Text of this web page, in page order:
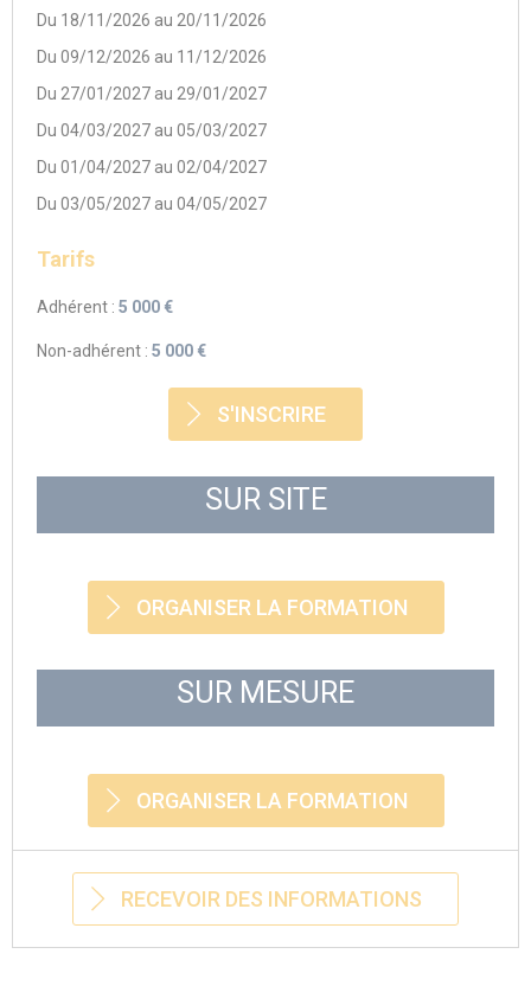
Du 18/11/2026 au 20/11/2026
Du 09/12/2026 au 11/12/2026
Du 27/01/2027 au 29/01/2027
Du 04/03/2027 au 05/03/2027
Du 01/04/2027 au 02/04/2027
Du 03/05/2027 au 04/05/2027
Tarifs
Adhérent : 5 000 €
Non-adhérent : 5 000 €
S'INSCRIRE
SUR SITE
ORGANISER LA FORMATION
SUR MESURE
ORGANISER LA FORMATION
RECEVOIR DES INFORMATIONS